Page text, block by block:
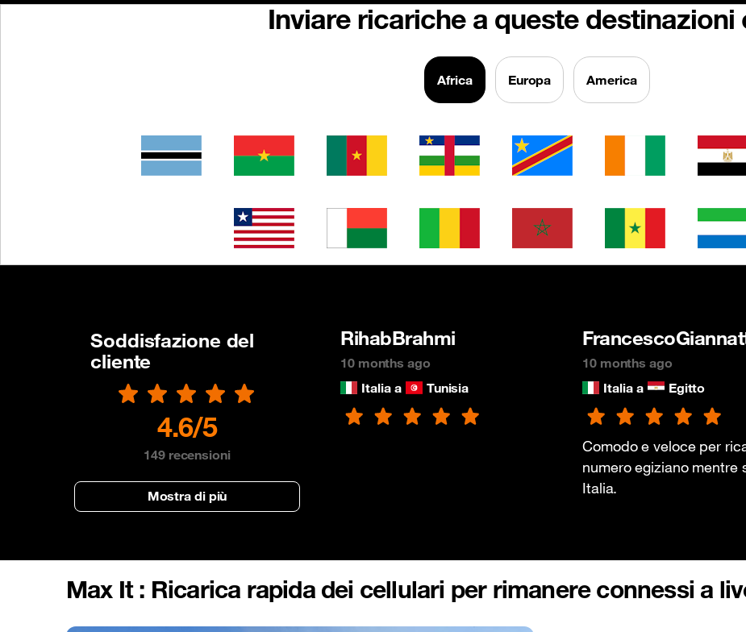
Inviare ricariche a queste destinazioni
Africa Europa America
Soddisfazione del
cliente
4.6/5
149recensioni
Mostra di più
RihabBrahmi
10 months ago
Italia a
Tunisia
10 months ago
Italia a
Egitto
Comodo e veloce per
numero egiziano mentre
Italia.
Max It : Ricarica rapida dei cellulari per rimanere connessi a